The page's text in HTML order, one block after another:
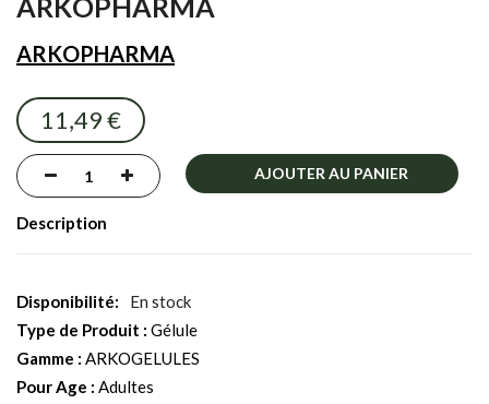
of
images
ARKOPHARMA
ARKOPHARMA
11,49 €
AJOUTER AU PANIER
Description
En stock
Type de Produit : Gélule
Gamme : ARKOGELULES
Pour Age : Adultes